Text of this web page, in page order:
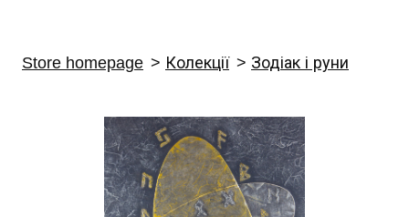
Store homepage Колекції Зодіак і руни